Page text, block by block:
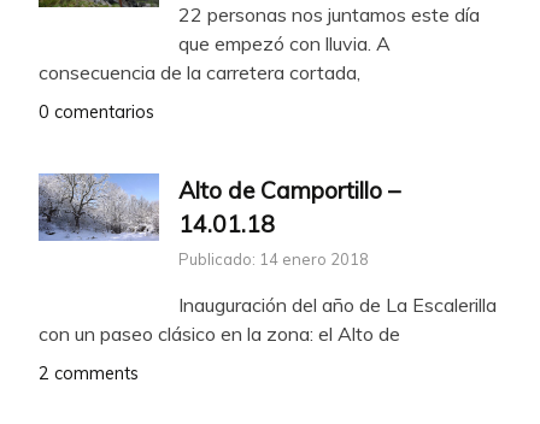
22 personas nos juntamos este día
que empezó con lluvia. A
consecuencia de la carretera cortada,
0 comentarios
Alto de Camportillo –
14.01.18
Publicado: 14 enero 2018
Inauguración del año de La Escalerilla
con un paseo clásico en la zona: el Alto de
2 comments